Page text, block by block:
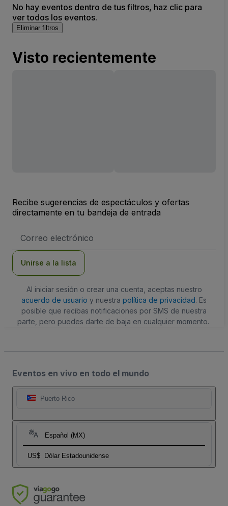
No hay eventos dentro de tus filtros, haz clic para
ver todos los eventos.
Eliminar filtros
Visto recientemente
Recibe sugerencias de espectáculos y ofertas
directamente en tu bandeja de entrada
de
Unirse a la lista
Al iniciar sesión o crear una cuenta, aceptas nuestro
acuerdo de usuario y nuestra política de privacidad. Es
posible que recibas notificaciones por SMS de nuestra
parte, pero puedes darte de baja en cualquier momento.
Eventos en vivo en todo el mundo
Puerto Rico
Español (MX)
US$ Dólar Estadounidense